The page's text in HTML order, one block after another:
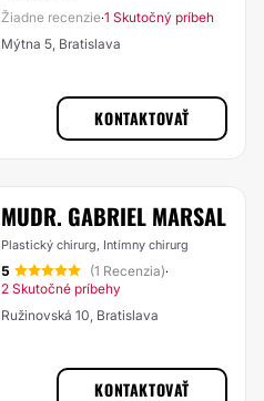
Žiadne recenzie·1 Skutočný príbeh
Mýtna 5, Bratislava
KONTAKTOVAŤ
MUDR. GABRIEL MARSAL
Plastický chirurg, Intímny chirurg
5 (1 Recenzia)·
2 Skutočné príbehy
Ružinovská 10, Bratislava
KONTAKTOVAŤ